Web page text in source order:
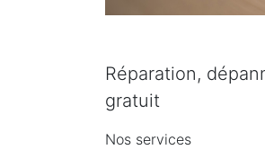
Réparation,
gratuit
Nos services